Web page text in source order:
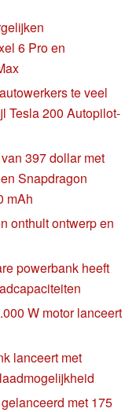
6 Pro en
te veel
Tesla 200 Autopilot-
397 dollar met
Snapdragon
mAh
onthult ontwerp en
powerbank heeft
W motor lanceert
lanceert met
met 175